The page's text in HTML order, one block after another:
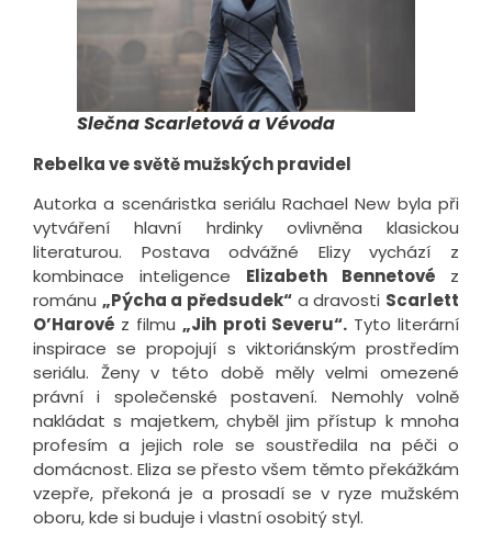
Slečna Scarletová a Vévoda
Rebelka ve světě mužských pravidel
Autorka a scenáristka seriálu Rachael New byla při
vytváření hlavní hrdinky ovlivněna klasickou
literaturou. Postava odvážné Elizy vychází z
kombinace inteligence Elizabeth Bennetové z
románu „Pýcha a předsudek“ a dravosti Scarlett
O’Harové z filmu„Jih proti Severu“.Tyto literární
inspirace se propojují s viktoriánským prostředím
seriálu. Ženy v této době měly velmi omezené
právní i společenské postavení. Nemohly volně
nakládat s majetkem, chyběl jim přístup k mnoha
profesím a jejich role se soustředila na péči o
domácnost. Eliza se přesto všem těmto překážkám
vzepře, překoná je a prosadí se v ryze mužském
oboru, kde si buduje i vlastní osobitý styl.